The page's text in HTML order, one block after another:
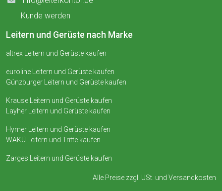
Kunde werden
Leitern und Gerüste nach Marke
altrex Leitern und Gerüste kaufen
euroline Leitern und Gerüste kaufen
Günzburger Leitern und Gerüste kaufen
Krause Leitern und Gerüste kaufen
Layher Leitern und Gerüste kaufen
Hymer Leitern und Gerüste kaufen
WAKÜ Leitern und Tritte kaufen
Zarges Leitern und Gerüste kaufen
Alle Preise zzgl. USt. und Versandkosten